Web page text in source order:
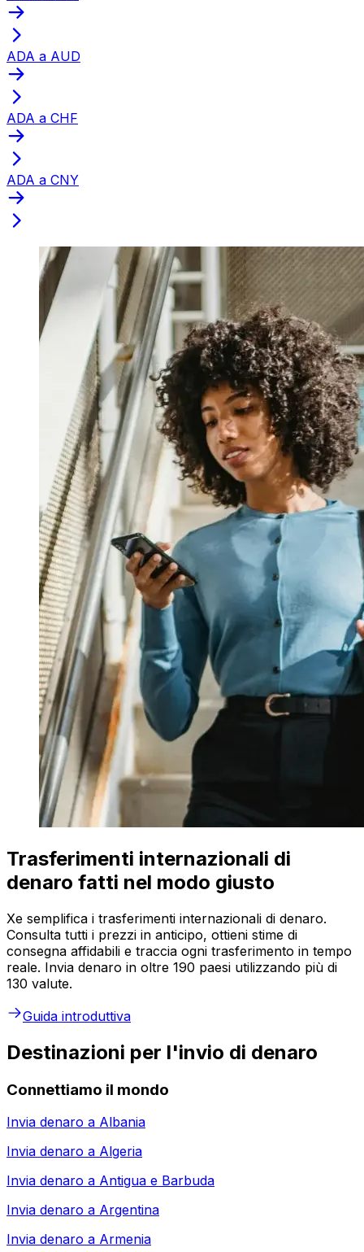
ADA a AUD
ADA a CHF
ADA a CNY
Trasferimenti internazionali di
denaro fatti nel modo giusto
Xe semplifica i trasferimenti internazionali di denaro.
Consulta tutti i prezzi in anticipo, ottieni stime di
consegna affidabili e traccia ogni trasferimento in tempo
reale. Invia denaro in oltre 190 paesi utilizzando più di
130 valute.
Guida introduttiva
Destinazioni per l'invio di denaro
Connettiamo il mondo
Invia denaro a Albania
Invia denaro a Algeria
Invia denaro a Antigua e Barbuda
Invia denaro a Argentina
Invia denaro a Armenia